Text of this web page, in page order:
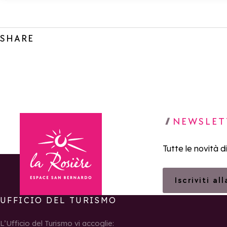
SHARE
Torna alla home page
Tutte le novità
Iscriviti
UFFICIO DEL TURISMO
L’Ufficio del Turismo vi accoglie: